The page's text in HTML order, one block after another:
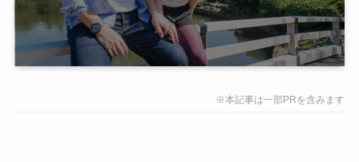
※本記事は一部PRを含みます